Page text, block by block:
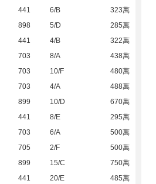
441 6/B
323萬
898 5/D
285萬
441 4/B
322萬
703 8/A
438萬
703 10/F
480萬
703 4/A
488萬
899 10/D
670萬
441 8/E
295萬
703 6/A
500萬
705 2/F
500萬
899 15/C
750萬
441 20/E
485萬